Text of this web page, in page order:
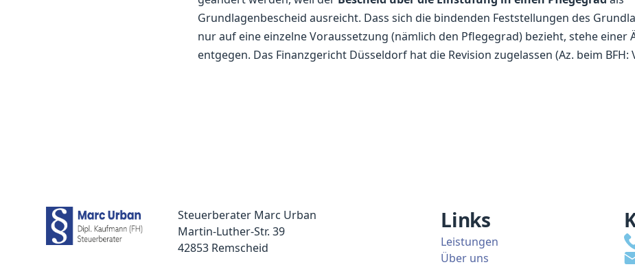
Grundlagenbescheid ausreicht. Dass sich die bindenden Feststellungen des
nur auf eine einzelne Voraussetzung (nämlich den Pflegegrad) bezieht, stehe einer
entgegen. Das Finanzgericht Düsseldorf hat die Revision zugelassen (Az. beim BFH:
Steuerberater Marc Urban
Martin-Luther-Str. 39
42853 Remscheid
Links
Leistungen
Über uns